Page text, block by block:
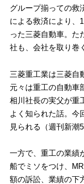
グループ揃っての救
による救済により、
った三菱自動車。た
社も、会社を取り巻
三菱重工業は三菱自
元々は重工の自動車
相川社長の実父が重
よく知られた話。今
見られる（週刊新潮
一方で、重工の業績
船でミソをつけ、
額の訴訟、業績の下